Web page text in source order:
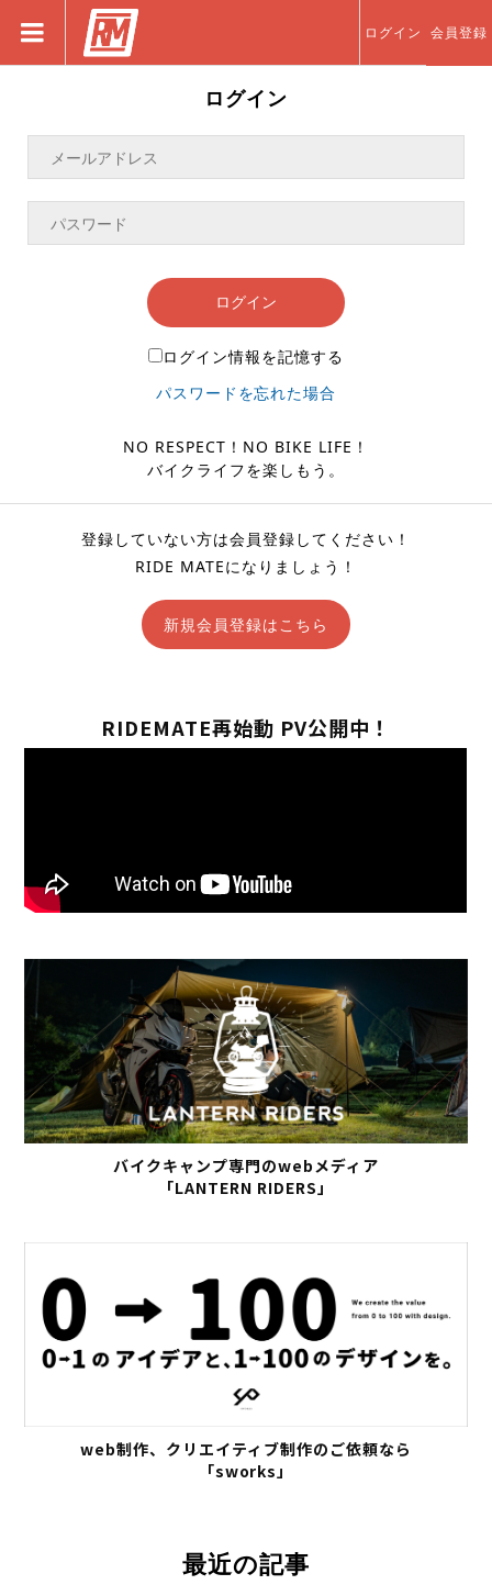
ログイン 会員登録
ログイン
ログイン
ログイン情報を記憶する
パスワードを忘れた場合
NO RESPECT！NO BIKE LIFE！
バイクライフを楽しもう。
登録していない方は会員登録してください！
RIDE MATEになりましょう！
新規会員登録はこちら
RIDEMATE再始動 PV公開中！
バイクキャンプ専門のwebメディア
「LANTERN RIDERS」
web制作、クリエイティブ制作のご依頼なら
「sworks」
最近の記事